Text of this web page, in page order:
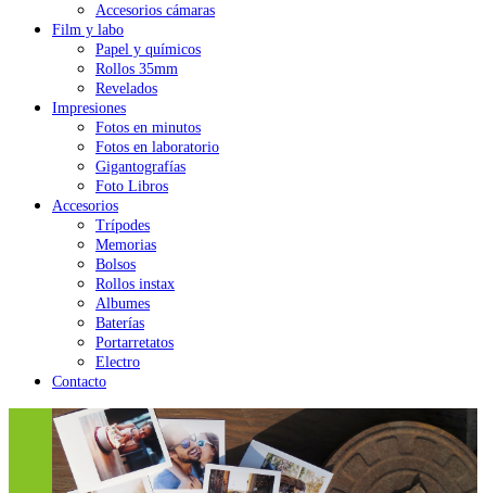
Accesorios cámaras
Film y labo
Papel y químicos
Rollos 35mm
Revelados
Impresiones
Fotos en minutos
Fotos en laboratorio
Gigantografías
Foto Libros
Accesorios
Trípodes
Memorias
Bolsos
Rollos instax
Albumes
Baterías
Portarretatos
Electro
Contacto